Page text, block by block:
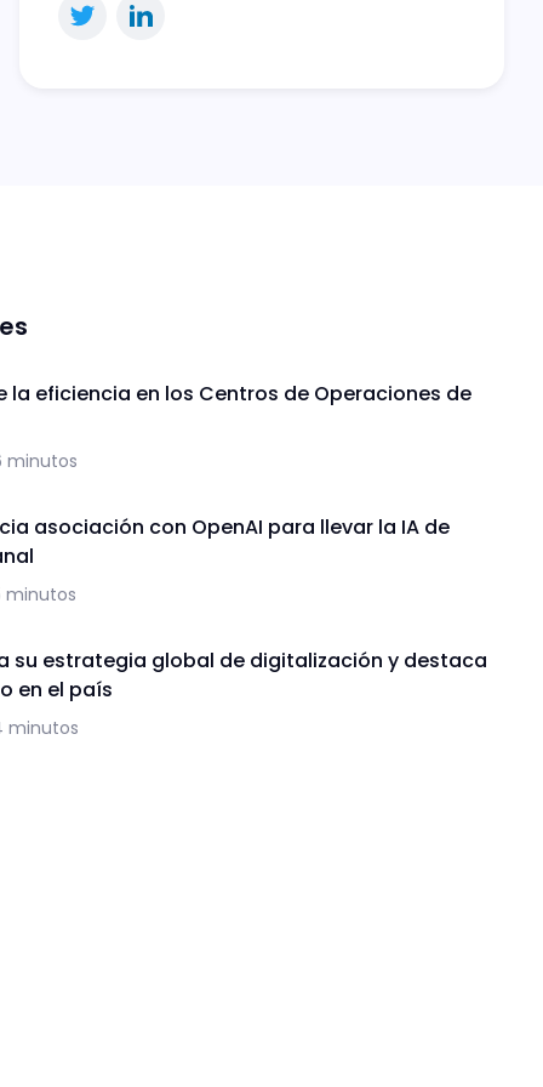
la eficiencia en los Centros de Operaciones de
minutos
asociación con OpenAI para llevar la IA de
minutos
su estrategia global de digitalización y destaca
en el país
minutos